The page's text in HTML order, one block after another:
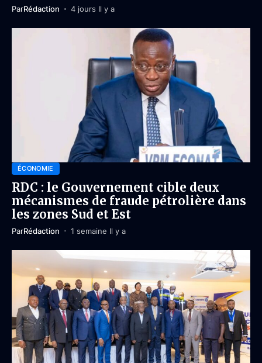
ParRédaction 4 jours Il y a
ÉCONOMIE
RDC : le Gouvernement cible deux
mécanismes de fraude pétrolière dans
les zones Sud et Est
ParRédaction 1 semaine Il y a